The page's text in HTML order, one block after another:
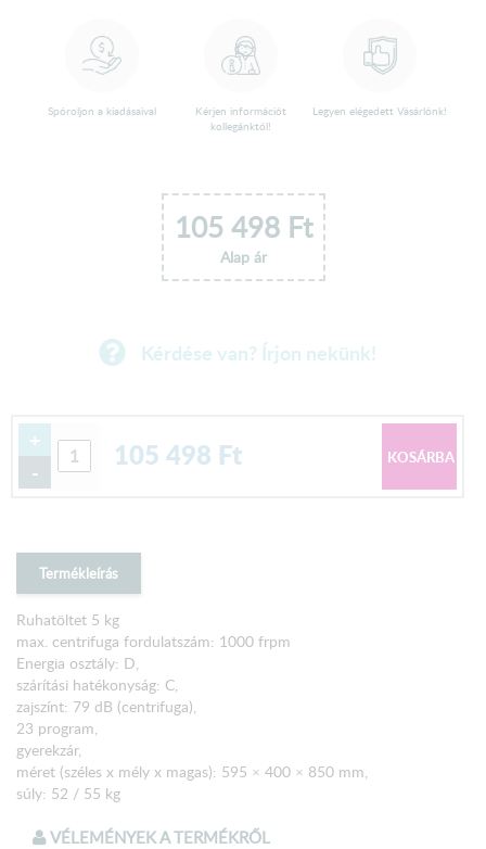
Spóroljon a kiadásaival
Kérjen információt
kollegánktól!
Legyen elégedett Vásárlónk!
105 498Ft
Alap ár
Kérdése van? Írjon nekünk!
+
-
105 498 Ft
Termékleírás
Ruhatöltet 5 kg
max. centrifuga fordulatszám: 1000 frpm
Energia osztály: D,
szárítási hatékonyság: C,
zajszínt: 79 dB (centrifuga),
23 program,
gyerekzár,
méret (széles x mély x magas): 595 × 400 × 850 mm,
súly: 52 / 55 kg
VÉLEMÉNYEK A TERMÉKRŐL